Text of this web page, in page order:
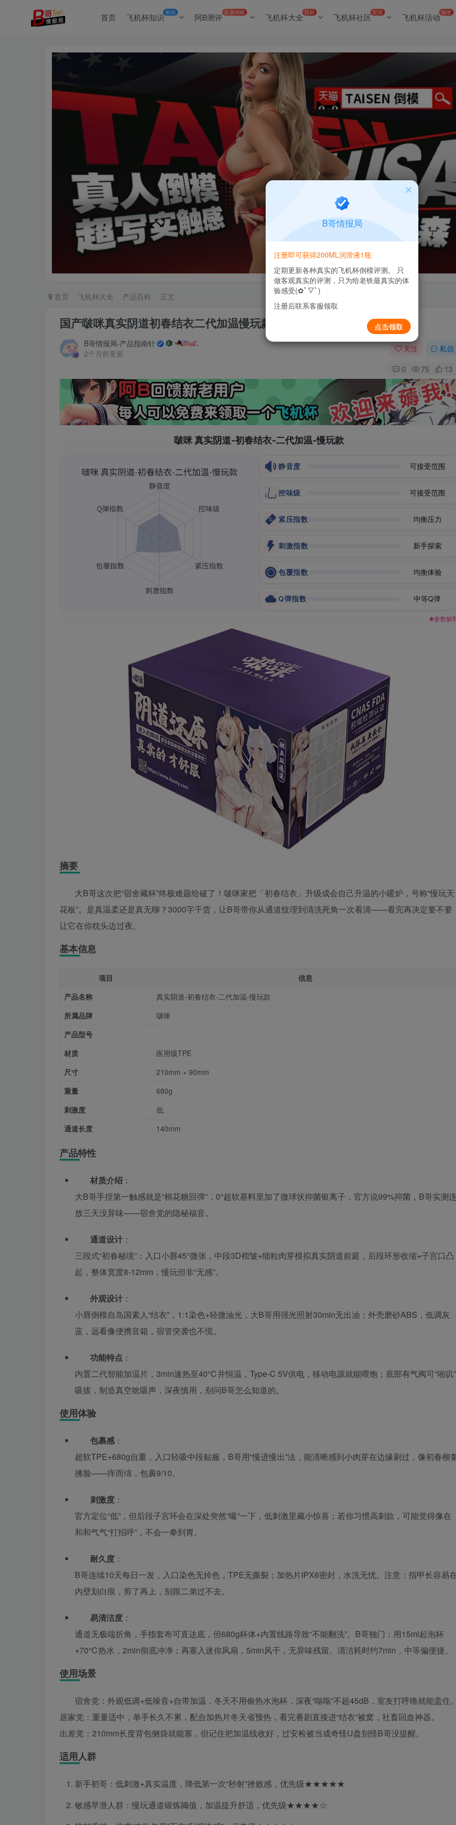
首页 飞机杯知识教程 阿B测评 名器倒模 飞机杯大全百科 飞机杯社区交流 飞机杯活动抽奖
首页 飞机杯大全 产品百科 正文
国产啵咪真实阴道初春结衣二代加温慢玩款拟真慢玩飞机杯测评报告
B哥情报局-产品指南针
2个月前更新
关注 私信
0 75 13
啵咪 真实阴道-初春结衣-二代加温-慢玩款
静音度 可接受范围
控味级 可接受范围
紧压指数 均衡压力
刺激指数 新手探索
包覆指数 均衡体验
Q弹指数 中等Q弹
✱参数解
摘要
大B哥这次把“宿舍藏杯”终极难题给破了！啵咪家把「初春结衣」升级成会自己升温的小暖炉，号称“慢玩天
花板”。是真温柔还是真无聊？3000字干货，让B哥带你从通道纹理到清洗死角一次看清——看完再决定要不要
让它在你枕头边过夜。
基本信息
项目
信息
产品名称
真实阴道-初春结衣-二代加温-慢玩款
所属品牌
啵咪
产品型号
材质
医用级TPE
尺寸
210mm × 90mm
重量
680g
刺激度
低
通道长度
140mm
产品特性
材质介绍 ：
大B哥手捏第一触感就是“棉花糖回弹”，0°超软基料里加了微球状抑菌银离子，官方说99%抑菌，B哥实测
放三天没异味——宿舍党的隐秘福音。
通道设计 ：
三段式“初春秘境”：入口小唇45°微张，中段3D褶皱+细粒肉芽模拟真实阴道前庭，后段环形收缩+子宫口凸
起，整体宽度8-12mm，慢玩但非“无感”。
外观设计 ：
小唇倒模自岛国素人“结衣”，1:1染色+轻微油光，大B哥用强光照射30min无出油；外壳磨砂ABS，低调灰
蓝，远看像便携音箱，宿管突袭也不慌。
功能特点 ：
内置二代智能加温片，3min速热至40℃并恒温，Type-C 5V供电，移动电源就能喂饱；底部有气阀可“啪叽”
吸拔，制造真空吮吸声，深夜慎用，别问B哥怎么知道的。
使用体验
包裹感 ：
超软TPE+680g自重，入口轻吸中段贴服，B哥用“慢进慢出”法，能清晰感到小肉芽在边缘刷过，像初春柳
拂脸——痒而绵，包裹9/10。
刺激度 ：
官方定位“低”，但后段子宫环会在深处突然“嘬”一下，低刺激里藏小惊喜；若你习惯高刺款，可能觉得像在
和和气气“打招呼”，不会一拳到胃。
耐久度 ：
B哥连续10天每日一发，入口染色无掉色，TPE无撕裂；加热片IPX6密封，水洗无忧。注意：指甲长容易
内壁划白痕，剪了再上，别跟二弟过不去。
易清洁度 ：
通道无极端折角，手指套布可直达底，但680g杯体+内置线路导致“不能翻洗”。B哥独门：用15ml起泡杯
+70℃热水，2min彻底冲净；再塞入迷你风扇，5min风干，无异味残留。清洁耗时约7min，中等偏便捷。
使用场景
宿舍党：外观低调+低噪音+自带加温，冬天不用偷热水泡杯，深夜“嗡嗡”不超45dB，室友打呼噜就能盖住
居家党：重量适中，单手长久不累，配合加热片冬天省预热，看完番剧直接进“结衣”被窝，社畜回血神器。
出差党：210mm长度背包侧袋就能塞，但记住把加温线收好，过安检被当成奇怪U盘别怪B哥没提醒。
适用人群
新手初哥：低刺激+真实温度，降低第一次“秒射”挫败感，优先级★★★★★
敏感早泄人群：慢玩通道锻炼阈值，加温提升舒适，优先级★★★★☆
B哥情报局
注册即可获得200ML润滑液1瓶
定期更新各种真实的飞机杯倒模评测。 只
做客观真实的评测，只为给老铁最真实的体
验感受(✿ﾟ▽ﾟ)
注册后联系客服领取
点击领取